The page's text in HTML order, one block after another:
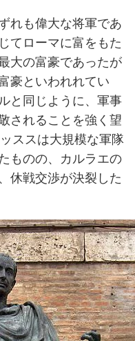
れも偉大な将軍であ
てローマに富をもた
大の富豪であったが
豪といわれれてい
と同じように、軍事
されることを強く望
ススは大規模な軍隊
ものの、カルラエの
休戦交渉が決裂した